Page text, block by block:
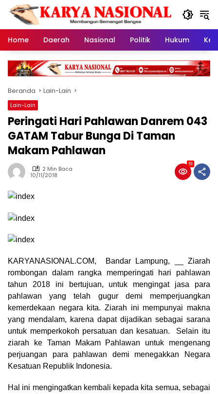
Langsung
konten
Home
Daerah Nasional Politik Hukum
Beranda Lain-Lain
Lain-Lain
Peringati Hari Pahlawan Danrem 043
GATAM Tabur Bunga Di Taman
Makam Pahlawan
2 Min Baca
10/11/2018
51
KARYANASIONAL.COM, Bandar Lampung, __ Ziarah
rombongan dalam rangka memperingati hari pahlawan
tahun 2018 ini bertujuan, untuk mengingat jasa para
pahlawan yang telah gugur demi memperjuangkan
kemerdekaan negara kita. Ziarah ini mempunyai makna
yang mendalam, karena dapat dijadikan sebagai sarana
untuk memperkokoh persatuan dan kesatuan. Selain itu
ziarah ke Taman Makam Pahlawan untuk mengenang
perjuangan para pahlawan demi menegakkan Negara
Kesatuan Republik Indonesia.
Hal ini mengingatkan kembali kepada kita semua, sebagai